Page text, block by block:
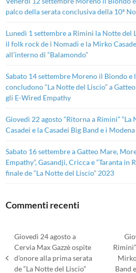
palco della serata conclusiva della 10ª
Lunedì 1 settembre a Rimini la Notte del
il folk rock de i Nomadi e la Mirko
all’interno di “Balamondo”
Sabato 14 settembre Moreno il Biondo e
concludono “La Notte del Liscio” a
gli E-Wired Empathy
Giovedì 22 agosto “Ritorna a Rimini”
Casadei e la Casadei Big Band e i
Sabato 16 settembre a Gatteo Mare,
Empathy”, Gasandji, Cricca e “Taranta in
finale de “La Notte del Liscio” 2023
Commenti recenti
post
Giovedì 24 agosto a
Cervia Max Gazzè ospite
d’onore alla prima serata
de “La Notte del Liscio”
articolo
Band